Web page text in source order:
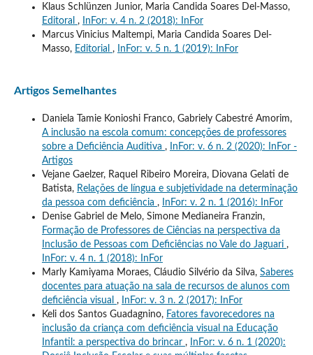
Klaus Schlünzen Junior, Maria Candida Soares Del-Masso,
Editoral ,
InFor: v. 4 n. 2 (2018): InFor
Marcus Vinicius Maltempi, Maria Candida Soares Del-
Masso, Editorial , InFor: v. 5 n. 1 (2019): InFor
Artigos Semelhantes
Daniela Tamie Konioshi Franco, Gabriely Cabestré Amorim,
A inclusão na escola comum: concepções de professores
sobre a Deficiência Auditiva ,
InFor: v. 6 n. 2 (2020): InFor -
Artigos
Vejane Gaelzer, Raquel Ribeiro Moreira, Diovana Gelati de
Batista, Relações de língua e subjetividade na determinação
da pessoa com deficiência ,
InFor: v. 2 n. 1 (2016): InFor
Denise Gabriel de Melo, Simone Medianeira Franzin,
Formação de Professores de Ciências na perspectiva da
Inclusão de Pessoas com Deficiências no Vale do Jaguari ,
InFor: v. 4 n. 1 (2018): InFor
Marly Kamiyama Moraes, Cláudio Silvério da Silva, Saberes
docentes para atuação na sala de recursos de alunos com
deficiência visual ,
InFor: v. 3 n. 2 (2017): InFor
Keli dos Santos Guadagnino, Fatores favorecedores na
inclusão da criança com deficiência visual na Educação
Infantil: a perspectiva do brincar ,
InFor: v. 6 n. 1 (2020):